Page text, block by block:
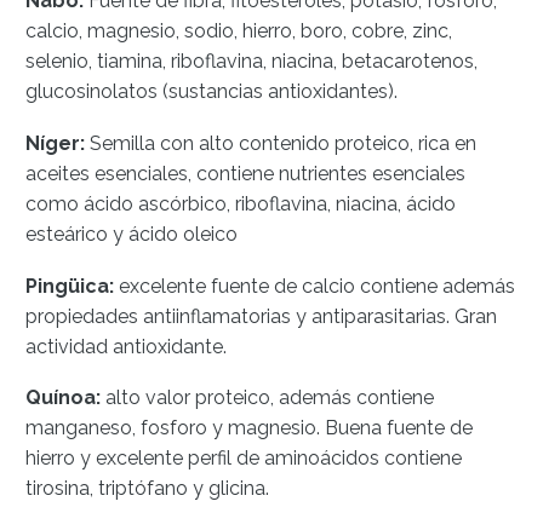
calcio, magnesio, sodio, hierro, boro, cobre, zinc,
selenio, tiamina, riboflavina, niacina, betacarotenos,
glucosinolatos (sustancias antioxidantes).
Níger: Semilla con alto contenido proteico, rica en
aceites esenciales, contiene nutrientes esenciales
como ácido ascórbico, riboflavina, niacina, ácido
esteárico y ácido oleico
Pingüica: excelente fuente de calcio contiene además
propiedades antiinflamatorias y antiparasitarias. Gran
actividad antioxidante.
Quínoa: alto valor proteico, además contiene
manganeso, fosforo y magnesio. Buena fuente de
hierro y excelente perfil de aminoácidos contiene
tirosina, triptófano y glicina.